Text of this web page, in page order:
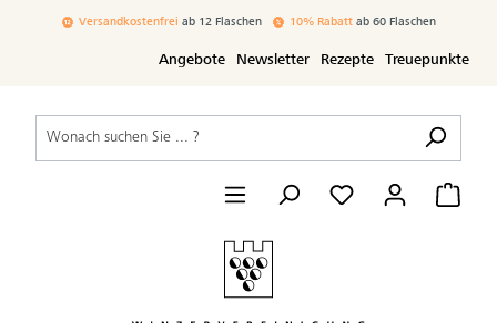
springen
Versandkostenfrei ab 12 Flaschen 10% Rabattab 60 Flaschen
Angebote Newsletter Rezepte Treuepunkte